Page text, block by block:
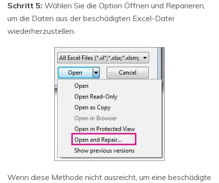
Schritt 5: Wählen Sie die Option Öffnen und Reparieren,
um die Daten aus der beschädigten Excel-Datei
wiederherzustellen.
Wenn diese Methode nicht ausreicht, um eine beschädigte